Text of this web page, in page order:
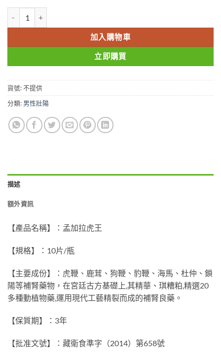
加入購物車
立即購買
貨號:不提供
分類: 男性壯陽
描述
額外資訊
【產品名稱】：孟加拉虎王
【規格】：10片/瓶
【主要成份】：虎鞭、鹿茸、狗鞭、豹鞭、海馬、杜仲、鎖
陽等補腎藥物，在宮廷古方基礎上,其精華、琪糟粕,精選20
多種動植物藥,運用現代工藝精裂而成的補腎良藥。
【保質期】：3年
【批准文號】：藏衛食準字（2014）第658號